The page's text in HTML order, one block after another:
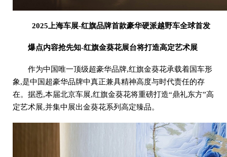
2025上海车展-红旗品牌首款豪华硬派越野车全球首发
爆点内容抢先知-红旗金葵花展台将打造高定艺术展
作为中国唯一顶级超豪华品牌,红旗金葵花承载着国车形
象,是中国超豪华品牌中真正兼具精神高度与时代责任的存
在。据悉,本届北京车展,红旗金葵花将重磅打造“鼎礼东方”高
定艺术展,并集中展出金葵花系列高定臻品。